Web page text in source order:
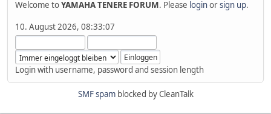
Welcome toYAMAHA TENERE FORUM. Please loginorsign up.
10. August 2026, 08:33:07
Login with username, password and session length
SMF spamblocked by CleanTalk